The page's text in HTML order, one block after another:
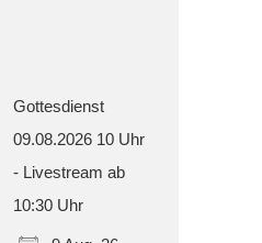
Gottesdienst
09.08.2026 10 Uhr
- Livestream ab
10:30 Uhr